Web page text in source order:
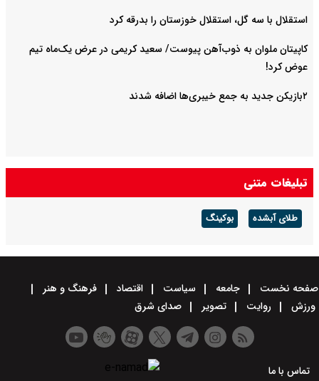
استقلال با سه گل، استقلال خوزستان را بدرقه کرد
کاپیتان ملوان به ذوب‌آهن پیوست/ سعید کریمی در عرض یک‌ماه تیم
عوض کرد!
۲بازیکن جدید به جمع خیبری‌ها اضافه شدند
تبلیغات متنی
طلای آبشده بوکینگ
صفحه نخست جامعه سیاست اقتصاد
فرهنگ و هنر
ورزش
روایت تصویر صدای شرق
تماس با ما